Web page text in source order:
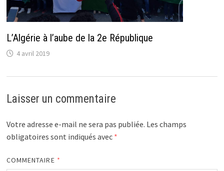
L’Algérie à l’aube de la 2e République
4 avril 2019
Laisser un commentaire
Votre adresse e-mail ne sera pas publiée. Les champs
obligatoires sont indiqués avec *
COMMENTAIRE *